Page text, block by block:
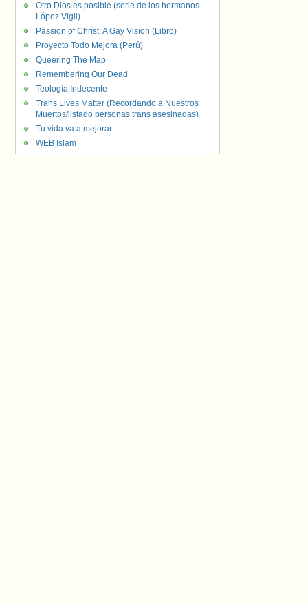
Otro Dios es posible (serie de los hermanos
López Vigil)
Passion of Christ: A Gay Vision (Libro)
Proyecto Todo Mejora (Perú)
Queering The Map
Remembering Our Dead
Teología Indecente
Trans Lives Matter (Recordando a Nuestros
Muertos/listado personas trans asesinadas)
Tu vida va a mejorar
WEB Islam